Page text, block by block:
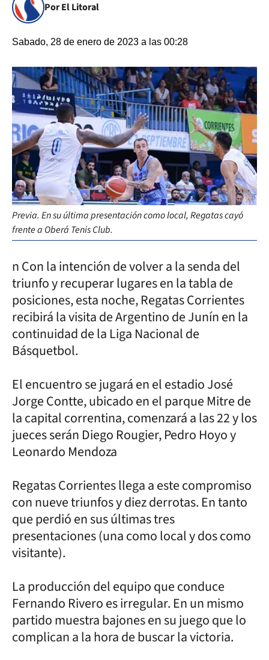
Por El Litoral
Sabado, 28 de enero de 2023 a las 00:28
Previa. En su última presentación como local, Regatas cayó
frente a Oberá Tenis Club.
n Con la intención de volver a la senda del
triunfo y recuperar lugares en la tabla de
posiciones, esta noche, Regatas Corrientes
recibirá la visita de Argentino de Junín en la
continuidad de la Liga Nacional de
Básquetbol.
El encuentro se jugará en el estadio José
Jorge Contte, ubicado en el parque Mitre de
la capital correntina, comenzará a las 22 y los
jueces serán Diego Rougier, Pedro Hoyo y
Leonardo Mendoza
Regatas Corrientes llega a este compromiso
con nueve triunfos y diez derrotas. En tanto
que perdió en sus últimas tres
presentaciones (una como local y dos como
visitante).
La producción del equipo que conduce
Fernando Rivero es irregular. En un mismo
partido muestra bajones en su juego que lo
complican a la hora de buscar la victoria.